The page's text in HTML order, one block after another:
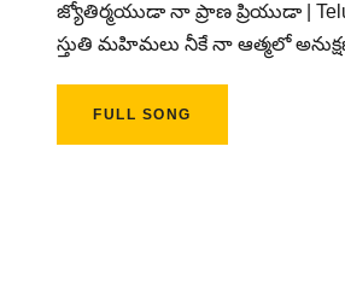
జ్యోతిర్మయుడా నా ప్రాణ ప్రియుడా |
స్తుతి మహిమలు నీకే నా ఆత్మలో
FULL SONG